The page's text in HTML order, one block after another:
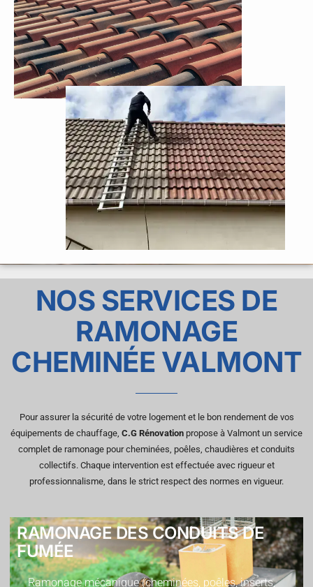
NOS SERVICES DE
RAMONAGE
CHEMINÉE VALMONT
Pour assurer la sécurité de votre logement et le bon rendement de vos
équipements de chauffage, C.G Rénovation propose à Valmont un service
complet de ramonage pour cheminées, poêles, chaudières et conduits
collectifs. Chaque intervention est effectuée avec rigueur et
professionnalisme, dans le strict respect des normes en vigueur.
RAMONAGE DES CONDUITS DE
FUMÉE
Ramonage mécanique (cheminées, poêles, inserts,